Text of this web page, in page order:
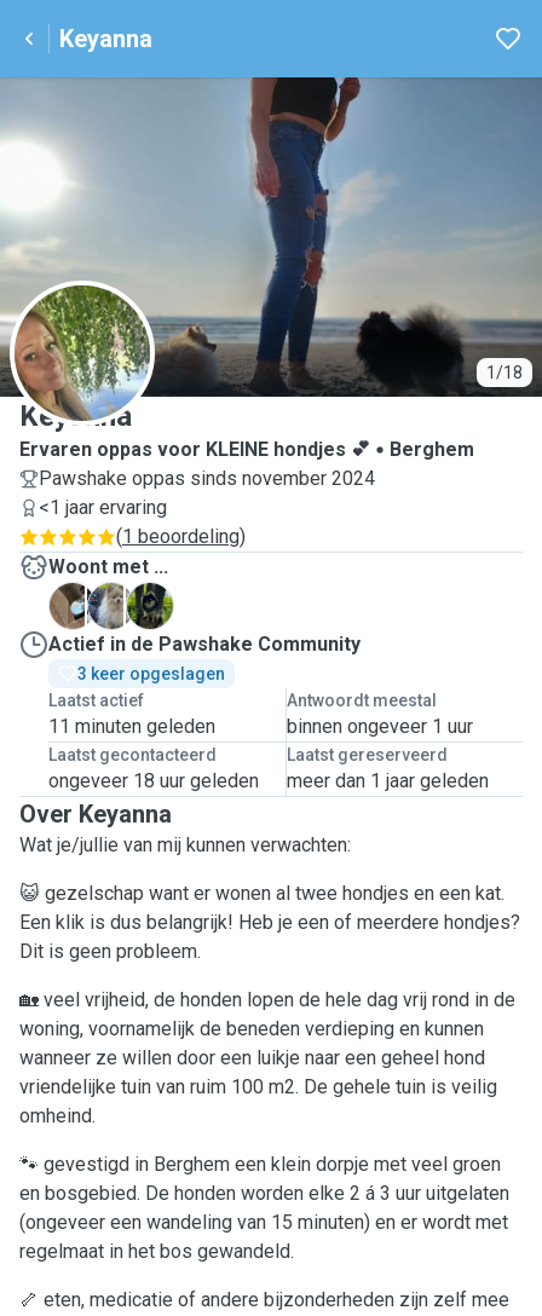
Keyanna
1/18
K
Keyanna
Ervaren oppas voor KLEINE hondjes 💕
Berghem
Pawshake oppas sinds november 2024
<1 jaar ervaring
(1 beoordeling)
Woont met ...
D
I
S
Actief in de Pawshake Community
3 keer opgeslagen
Laatst actief
11 minuten geleden
Antwoordt meestal
binnen ongeveer 1 uur
Laatst gecontacteerd
ongeveer 18 uur geleden
Laatst gereserveerd
meer dan 1 jaar geleden
Over Keyanna
Wat je/jullie van mij kunnen verwachten:
😺 gezelschap want er wonen al twee hondjes en een kat.
Een klik is dus belangrijk! Heb je een of meerdere hondjes?
Dit is geen probleem.
🏡 veel vrijheid, de honden lopen de hele dag vrij rond in de
woning, voornamelijk de beneden verdieping en kunnen
wanneer ze willen door een luikje naar een geheel hond
vriendelijke tuin van ruim 100 m2. De gehele tuin is veilig
omheind.
🐾 gevestigd in Berghem een klein dorpje met veel groen
en bosgebied. De honden worden elke 2 á 3 uur uitgelaten
(ongeveer een wandeling van 15 minuten) en er wordt met
regelmaat in het bos gewandeld.
🦴 eten, medicatie of andere bijzonderheden zijn zelf mee